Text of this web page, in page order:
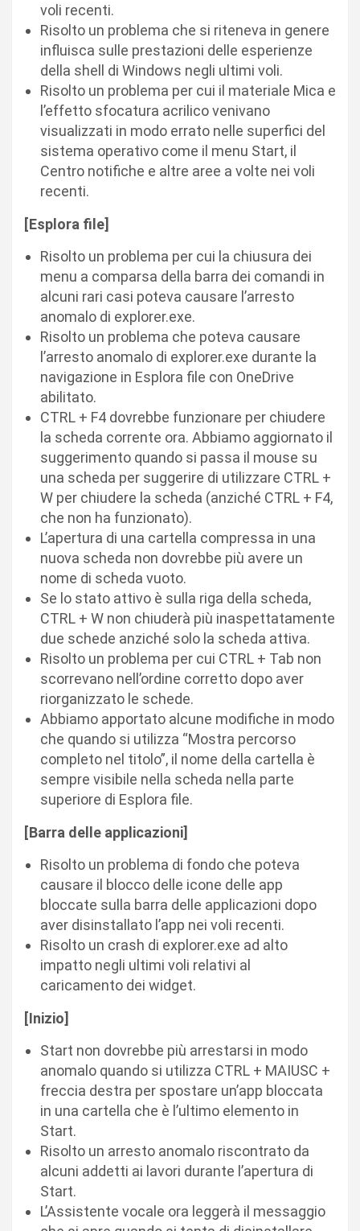
voli recenti.
Risolto un problema che si riteneva in genere
influisca sulle prestazioni delle esperienze
della shell di Windows negli ultimi voli.
Risolto un problema per cui il materiale Mica e
l’effetto sfocatura acrilico venivano
visualizzati in modo errato nelle superfici del
sistema operativo come il menu Start, il
Centro notifiche e altre aree a volte nei voli
recenti.
[Esplora file]
Risolto un problema per cui la chiusura dei
menu a comparsa della barra dei comandi in
alcuni rari casi poteva causare l’arresto
anomalo di explorer.exe.
Risolto un problema che poteva causare
l’arresto anomalo di explorer.exe durante la
navigazione in Esplora file con OneDrive
abilitato.
CTRL + F4 dovrebbe funzionare per chiudere
la scheda corrente ora. Abbiamo aggiornato il
suggerimento quando si passa il mouse su
una scheda per suggerire di utilizzare CTRL +
W per chiudere la scheda (anziché CTRL + F4,
che non ha funzionato).
L’apertura di una cartella compressa in una
nuova scheda non dovrebbe più avere un
nome di scheda vuoto.
Se lo stato attivo è sulla riga della scheda,
CTRL + W non chiuderà più inaspettatamente
due schede anziché solo la scheda attiva.
Risolto un problema per cui CTRL + Tab non
scorrevano nell’ordine corretto dopo aver
riorganizzato le schede.
Abbiamo apportato alcune modifiche in modo
che quando si utilizza “Mostra percorso
completo nel titolo”, il nome della cartella è
sempre visibile nella scheda nella parte
superiore di Esplora file.
[Barra delle applicazioni]
Risolto un problema di fondo che poteva
causare il blocco delle icone delle app
bloccate sulla barra delle applicazioni dopo
aver disinstallato l’app nei voli recenti.
Risolto un crash di explorer.exe ad alto
impatto negli ultimi voli relativi al
caricamento dei widget.
[Inizio]
Start non dovrebbe più arrestarsi in modo
anomalo quando si utilizza CTRL + MAIUSC +
freccia destra per spostare un’app bloccata
in una cartella che è l’ultimo elemento in
Start.
Risolto un arresto anomalo riscontrato da
alcuni addetti ai lavori durante l’apertura di
Start.
L’Assistente vocale ora leggerà il messaggio